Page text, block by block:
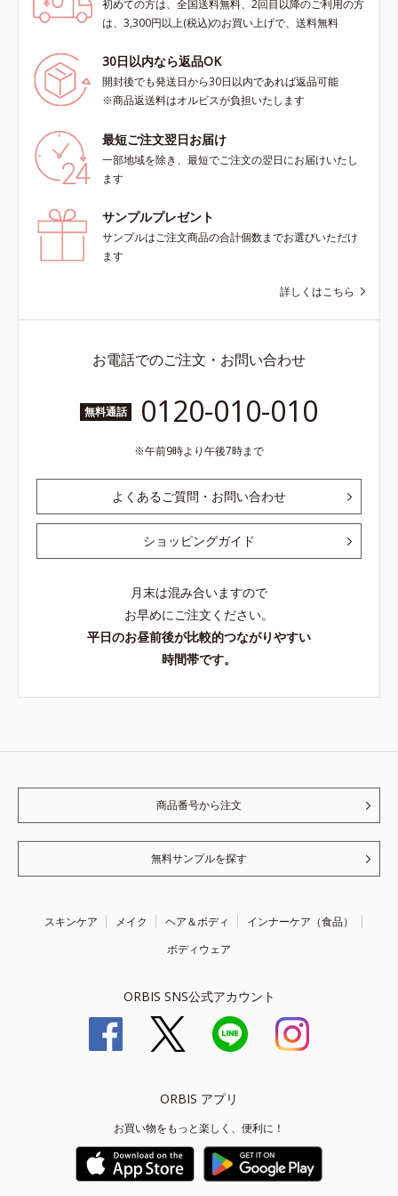
初めての方は、全国送料無料、2回目以降のご利用の方
は、3,300円以上(税込)のお買い上げで、送料無料
30日以内なら返品OK
開封後でも発送日から30日以内であれば返品可能
※商品返送料はオルビスが負担いたします
最短ご注文翌日お届け
一部地域を除き、最短でご注文の翌日にお届けいたし
ます
サンプルプレゼント
サンプルはご注文商品の合計個数までお選びいただけ
ます
詳しくはこちら
お電話でのご注文・お問い合わせ
無料通話 0120-010-010
午前9時より午後7時まで
よくあるご質問・お問い合わせ
ショッピングガイド
月末は混み合いますので
お早めにご注文ください。
平日のお昼前後が比較的つながりやすい
時間帯です。
商品番号から注文
無料サンプルを探す
スキンケア メイク ヘア＆ボディ
インナーケア（食品）
ボディウェア
ORBIS SNS公式アカウント
ORBIS アプリ
お買い物をもっと楽しく、便利に！